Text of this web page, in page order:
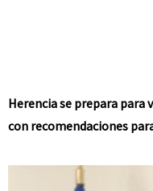
Herencia se prepara para
con recomendaciones